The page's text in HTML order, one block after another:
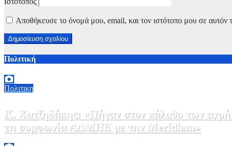
Αποθήκευσε το όνομά μου, email, και τον ιστότοπο μου σε
Πολιτική
Πολιτικη
Κ. Χατζηδάκης: «Πήγαν στον κάλαθο των
τη συμφωνία ΑΔΜΗΕ με την Meridiam»